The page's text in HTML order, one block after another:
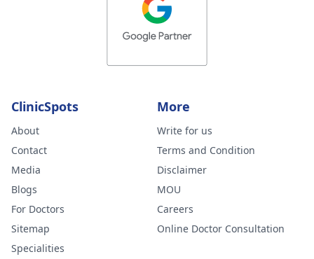
ClinicSpots
About
Contact
Media
Blogs
For Doctors
Sitemap
Specialities
More
Write for us
Terms and Condition
Disclaimer
MOU
Careers
Online Doctor Consultation